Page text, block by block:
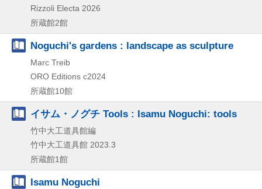
Rizzoli Electa 2026
所蔵館2館
Noguchi's gardens : landscape as sculpture
Marc Treib
ORO Editions c2024
所蔵館10館
イサム・ノグチ Tools : Isamu Noguchi: tools
竹中大工道具館編
竹中大工道具館 2023.3
所蔵館1館
Isamu Noguchi